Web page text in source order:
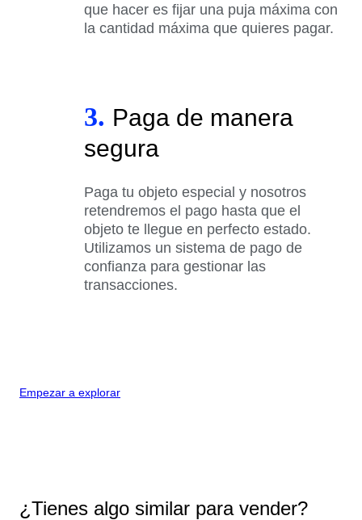
que hacer es fijar una puja máxima con
la cantidad máxima que quieres pagar.
3. Paga de manera
segura
Paga tu objeto especial y nosotros
retendremos el pago hasta que el
objeto te llegue en perfecto estado.
Utilizamos un sistema de pago de
confianza para gestionar las
transacciones.
Empezar a explorar
¿Tienes algo similar para vender?